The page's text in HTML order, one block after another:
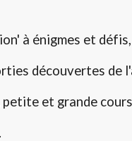
à énigmes et
découvertes de
et grande